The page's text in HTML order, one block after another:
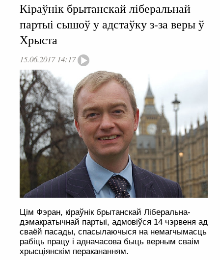
Кіраўнік брытанскай ліберальнай
партыі сышоў у адстаўку з-за веры ў
Хрыста
15.06.2017 14:17
Цім Фэран, кіраўнік брытанскай Ліберальна-
дэмакратычнай партыі, адмовіўся 14 чэрвеня ад
сваёй пасады, спасылаючыся на немагчымасць
рабіць працу і адначасова быць верным сваім
хрысціянскім перакананням.